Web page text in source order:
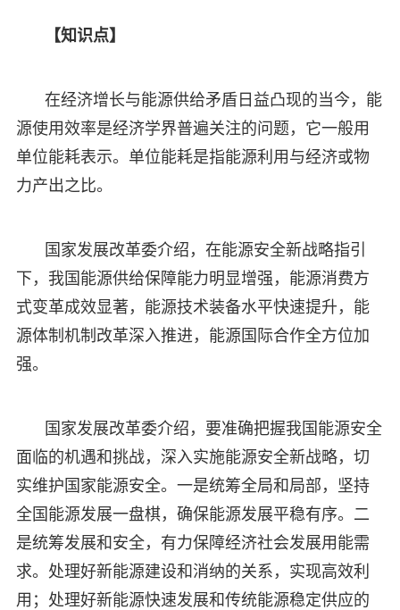
【知识点】
在经济增长与能源供给矛盾日益凸现的当今，能
源使用效率是经济学界普遍关注的问题，它一般用
单位能耗表示。单位能耗是指能源利用与经济或物
力产出之比。
国家发展改革委介绍，在能源安全新战略指引
下，我国能源供给保障能力明显增强，能源消费方
式变革成效显著，能源技术装备水平快速提升，能
源体制机制改革深入推进，能源国际合作全方位加
强。
国家发展改革委介绍，要准确把握我国能源安全
面临的机遇和挑战，深入实施能源安全新战略，切
实维护国家能源安全。一是统筹全局和局部，坚持
全国能源发展一盘棋，确保能源发展平稳有序。二
是统筹发展和安全，有力保障经济社会发展用能需
求。处理好新能源建设和消纳的关系，实现高效利
用；处理好新能源快速发展和传统能源稳定供应的